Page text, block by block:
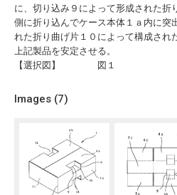
に、切り込み９によって形成された折
側に折り込んでケース本体１ａ内に突
れた折り曲げ片１０によって構成され
上記製品を安定させる。
【選択図】 図１
Images (7)